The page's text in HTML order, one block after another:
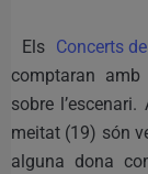
Els Concerts
comptaran
sobre
meitat (19) són
alguna dona